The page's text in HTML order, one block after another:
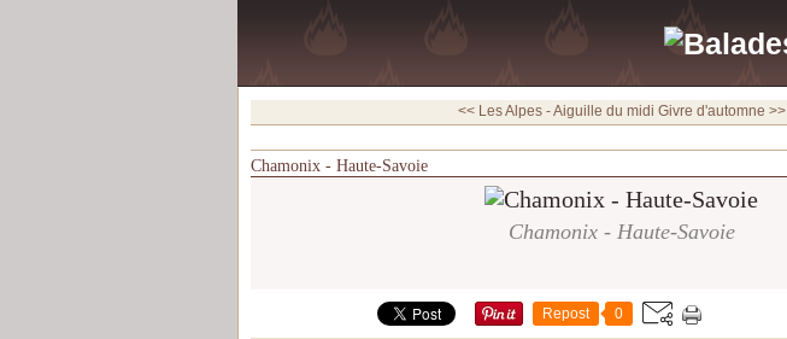
<< Les Alpes - Aiguille du midi Givre d'automne >>
Chamonix - Haute-Savoie
Chamonix - Haute-Savoie
Repost 0